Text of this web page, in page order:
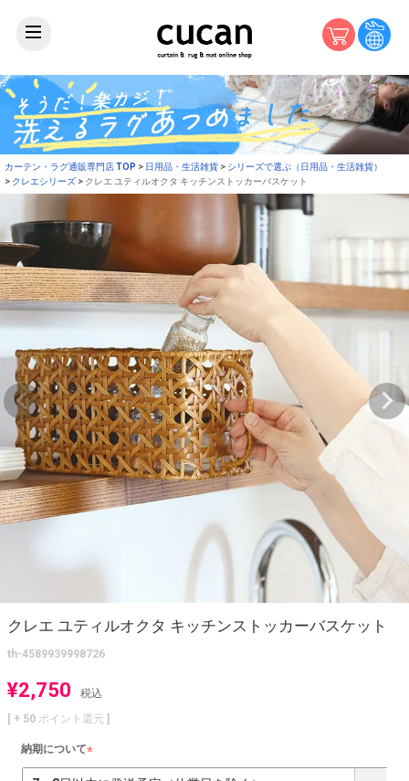
カーテン・ラグ通販専門店 TOP 日用品・生活雑貨
シリーズで選ぶ（日用品・生活雑貨）
クレエシリーズ
クレエ ユティルオクタ キッチンストッカーバスケット
クレエ ユティルオクタ キッチンストッカーバスケット
th-4589939998726
¥2,750
税込
[ + 50 ポイント還元 ]
納期について
(